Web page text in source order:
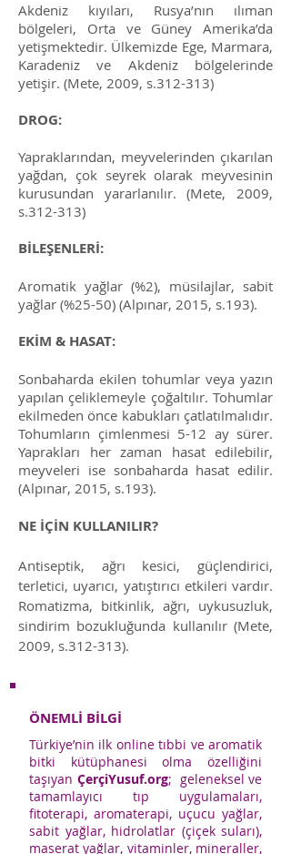
Akdeniz kıyıları, Rusya’nın ılıman
bölgeleri, Orta ve Güney Amerika’da
yetişmektedir. Ülkemizde Ege, Marmara,
Karadeniz ve Akdeniz bölgelerinde
yetişir. (Mete, 2009, s.312-313)
DROG:
Yapraklarından, meyvelerinden çıkarılan
yağdan, çok seyrek olarak meyvesinin
kurusundan yararlanılır. (Mete, 2009,
s.312-313)
BİLEŞENLERİ:
Aromatik yağlar (%2), müsilajlar, sabit
yağlar (%25-50) (Alpınar, 2015, s.193).
EKİM & HASAT:
Sonbaharda ekilen tohumlar veya yazın
yapılan çeliklemeyle çoğaltılır. Tohumlar
ekilmeden önce kabukları çatlatılmalıdır.
Tohumların çimlenmesi 5-12 ay sürer.
Yaprakları her zaman hasat edilebilir,
meyveleri ise sonbaharda hasat edilir.
(Alpınar, 2015, s.193).
NE İÇİN KULLANILIR?
Antiseptik, ağrı kesici, güçlendirici,
terletici, uyarıcı, yatıştırıcı etkileri vardır.
Romatizma, bitkinlik, ağrı, uykusuzluk,
sindirim bozukluğunda kullanılır (Mete,
2009, s.312-313).
ÖNEMLİ BİLGİ
Türkiye’nin ilk online tıbbi ve aromatik
bitki kütüphanesi olma özelliğini
taşıyan ÇerçiYusuf.org; geleneksel ve
tamamlayıcı tıp uygulamaları,
fitoterapi, aromaterapi, uçucu yağlar,
sabit yağlar, hidrolatlar (çiçek suları),
maserat yağlar, vitaminler, mineraller,